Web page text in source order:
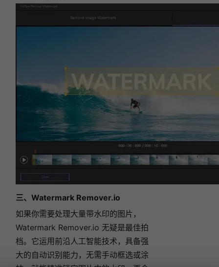
三、Watermark Remover.io
如果你需要处理大量带水印的图片，
Watermark Remover.io 无疑是最佳拍
档。它运用前沿人工智能技术，具备强
大的自动识别能力，无需手动框选或涂